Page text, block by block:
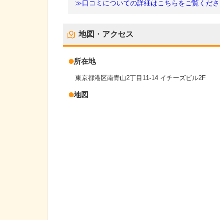
≫口コミについての詳細はこちらをご覧くだ
地図・アクセス
所在地
東京都港区南青山2丁目11-14 イチーズビル2F
地図